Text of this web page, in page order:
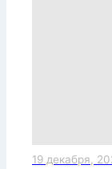
19 декабря,